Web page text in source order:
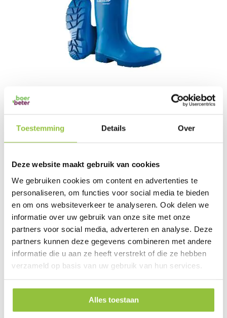
Toestemming Details Over
Deze website maakt gebruik van cookies
We gebruiken cookies om content en advertenties te
personaliseren, om functies voor social media te bieden
en om ons websiteverkeer te analyseren. Ook delen we
informatie over uw gebruik van onze site met onze
partners voor social media, adverteren en analyse. Deze
partners kunnen deze gegevens combineren met andere
informatie die u aan ze heeft verstrekt of die ze hebben
verzameld op basis van uw gebruik van hun services.
Alles toestaan
DUNLOP PUROFORT CA61631 FOODPRO
€ 72,61
€ 60,01
IN KRUIWAGEN